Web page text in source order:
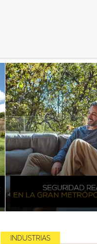
INDUSTRIAS